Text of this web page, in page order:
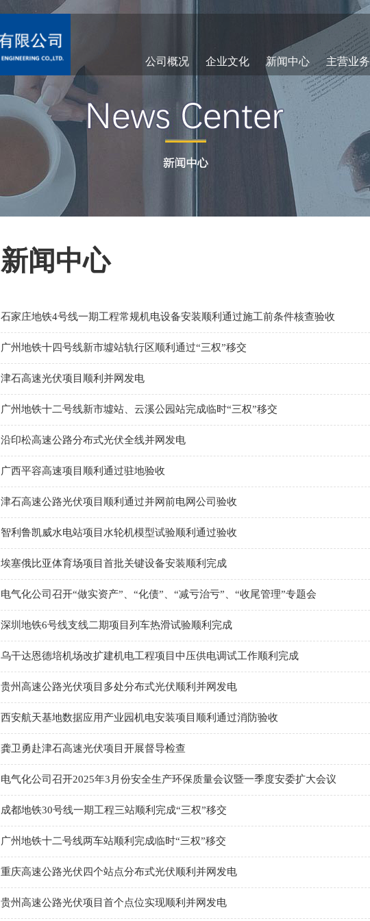
公司概况 企业文化 新闻中心 主营业务
新闻中心
石家庄地铁4号线一期工程常规机电设备安装顺利通过施工前条件核查验收
广州地铁十四号线新市墟站轨行区顺利通过“三权”移交
津石高速光伏项目顺利并网发电
广州地铁十二号线新市墟站、云溪公园站完成临时“三权”移交
沿印松高速公路分布式光伏全线并网发电
广西平容高速项目顺利通过驻地验收
津石高速公路光伏项目顺利通过并网前电网公司验收
智利鲁凯威水电站项目水轮机模型试验顺利通过验收
埃塞俄比亚体育场项目首批关键设备安装顺利完成
电气化公司召开“做实资产”、“化债”、“减亏治亏”、“收尾管理”专题会
深圳地铁6号线支线二期项目列车热滑试验顺利完成
乌干达恩德培机场改扩建机电工程项目中压供电调试工作顺利完成
贵州高速公路光伏项目多处分布式光伏顺利并网发电
西安航天基地数据应用产业园机电安装项目顺利通过消防验收
龚卫勇赴津石高速光伏项目开展督导检查
电气化公司召开2025年3月份安全生产环保质量会议暨一季度安委扩大会议
成都地铁30号线一期工程三站顺利完成“三权”移交
广州地铁十二号线两车站顺利完成临时“三权”移交
重庆高速公路光伏四个站点分布式光伏顺利并网发电
贵州高速公路光伏项目首个点位实现顺利并网发电